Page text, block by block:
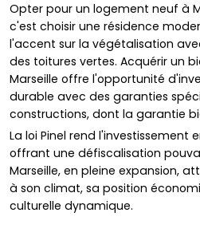
Opter pour un logement neuf à
c'est choisir une résidence
l'accent sur la végétalisation
des toitures vertes. Acquérir un
Marseille offre l'opportunité
durable avec des garanties
constructions, dont la garantie
La loi Pinel rend l'investissement
offrant une défiscalisation
Marseille, en pleine expansion,
à son climat, sa position
culturelle dynamique.